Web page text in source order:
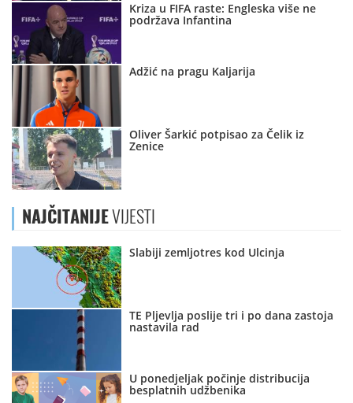
Kriza u FIFA raste: Engleska više ne
podržava Infantina
Adžić na pragu Kaljarija
Oliver Šarkić potpisao za Čelik iz
Zenice
NAJČITANIJEVIJESTI
Slabiji zemljotres kod Ulcinja
TE Pljevlja poslije tri i po dana zastoja
nastavila rad
U ponedjeljak počinje distribucija
besplatnih udžbenika